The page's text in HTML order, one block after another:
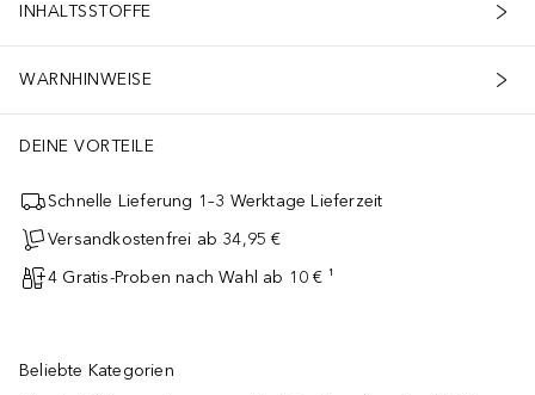
INHALTSSTOFFE
WARNHINWEISE
DEINE VORTEILE
Schnelle Lieferung 1–3 Werktage Lieferzeit
Versandkostenfrei ab 34,95 €
4 Gratis-Proben nach Wahl ab 10 € ¹
Beliebte Kategorien